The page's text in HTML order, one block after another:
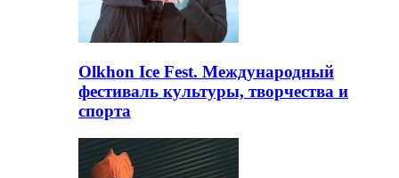
Olkhon Ice Fest. Международный
фестиваль культуры, творчества и
спорта